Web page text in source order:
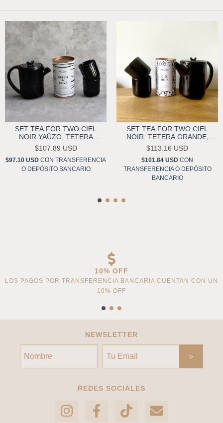
SET TEA FOR TWO CIEL
NOIR YAŬZO: TETERA
GRANDE, DOS POCILLOS Y
UN TÉ A ELECCIÓN
$107.89 USD
$97.10 USD CON TRANSFERENCIA
O DEPÓSITO BANCARIO
SET TEA FOR TWO CIEL
NOIR: TETERA GRANDE,
DOS POCILLOS Y TÉ CIEL
NOIR
$113.16 USD
$101.84 USD CON
TRANSFERENCIA O DEPÓSITO
BANCARIO
10% OFF
LOS PAGOS POR TRANSFERENCIA BANCARIA CUENTAN CON UN
10% OFF
NEWSLETTER
REDES SOCIALES